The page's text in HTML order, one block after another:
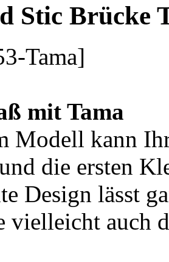
Stic Brücke
Tama]
mit Tama
Modell kann
die ersten
Design lässt
vielleicht auch